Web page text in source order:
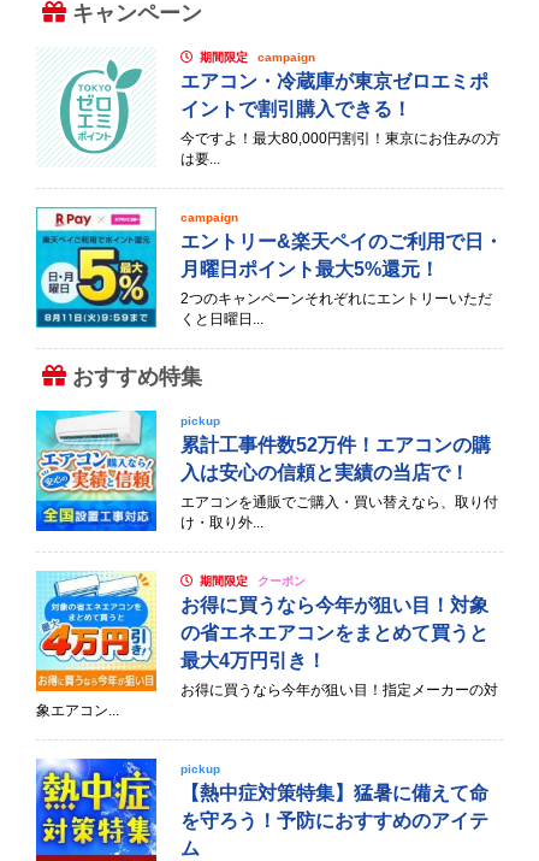
キャンペーン
期間限定 campaign
エアコン・冷蔵庫が東京ゼロエミポ
イントで割引購入できる！
今ですよ！最大80,000円割引！東京にお住みの方
は要...
campaign
エントリー&楽天ペイのご利用で日・
月曜日ポイント最大5%還元！
2つのキャンペーンそれぞれにエントリーいただ
くと日曜日...
おすすめ特集
pickup
累計工事件数52万件！エアコンの購
入は安心の信頼と実績の当店で！
エアコンを通販でご購入・買い替えなら、取り付
け・取り外...
期間限定 クーポン
お得に買うなら今年が狙い目！対象
の省エネエアコンをまとめて買うと
最大4万円引き！
お得に買うなら今年が狙い目！指定メーカーの対
象エアコン...
pickup
【熱中症対策特集】猛暑に備えて命
を守ろう！予防におすすめのアイテ
ム